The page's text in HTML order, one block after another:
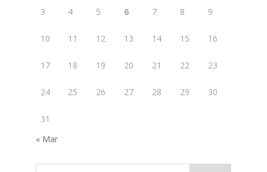
3 4 5 6 7 8 9
10 11 12 13 14 15 16
17 18 19 20 21 22 23
24 25 26 27 28 29 30
31
« Mar